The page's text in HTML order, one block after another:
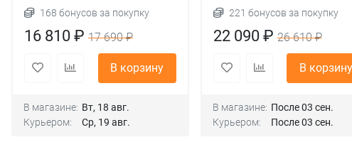
168 бонусов за покупку
16 810 ₽ 17 690 ₽
В корзину
В магазине: Вт, 18 авг.
Курьером:
Ср, 19 авг.
221 бонусов за покупку
22 090 ₽26 610 ₽
В корзину
В магазине: После 03 сен.
Курьером:
После 03 сен.